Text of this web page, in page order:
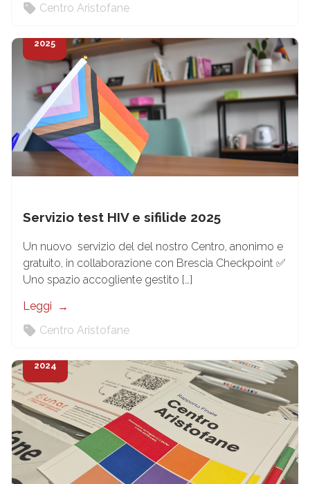
Centro Aristofane
10
2025
Servizio test HIV e sifilide 2025
Un nuovo servizio del del nostro Centro, anonimo e
gratuito, in collaborazione con Brescia Checkpoint ✅
Uno spazio accogliente gestito […]
Leggi
Centro Aristofane
27
2024